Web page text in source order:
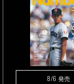
8/6 発売